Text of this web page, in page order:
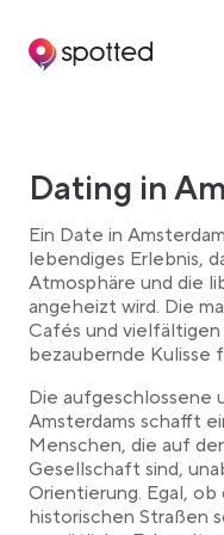
Main navigation
Dating in
Ein Date in
lebendiges Erlebnis,
Atmosphäre und die
angeheizt wird. Die
Cafés und
bezaubernde Kulisse
Die
Amsterdams schafft
Menschen, die auf
Gesellschaft sind,
Orientierung. Egal, ob
historischen Straßen